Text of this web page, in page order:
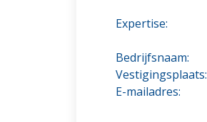
Expertise:
Bedrijfsnaam:
Vestigingsplaats:
E-mailadres: